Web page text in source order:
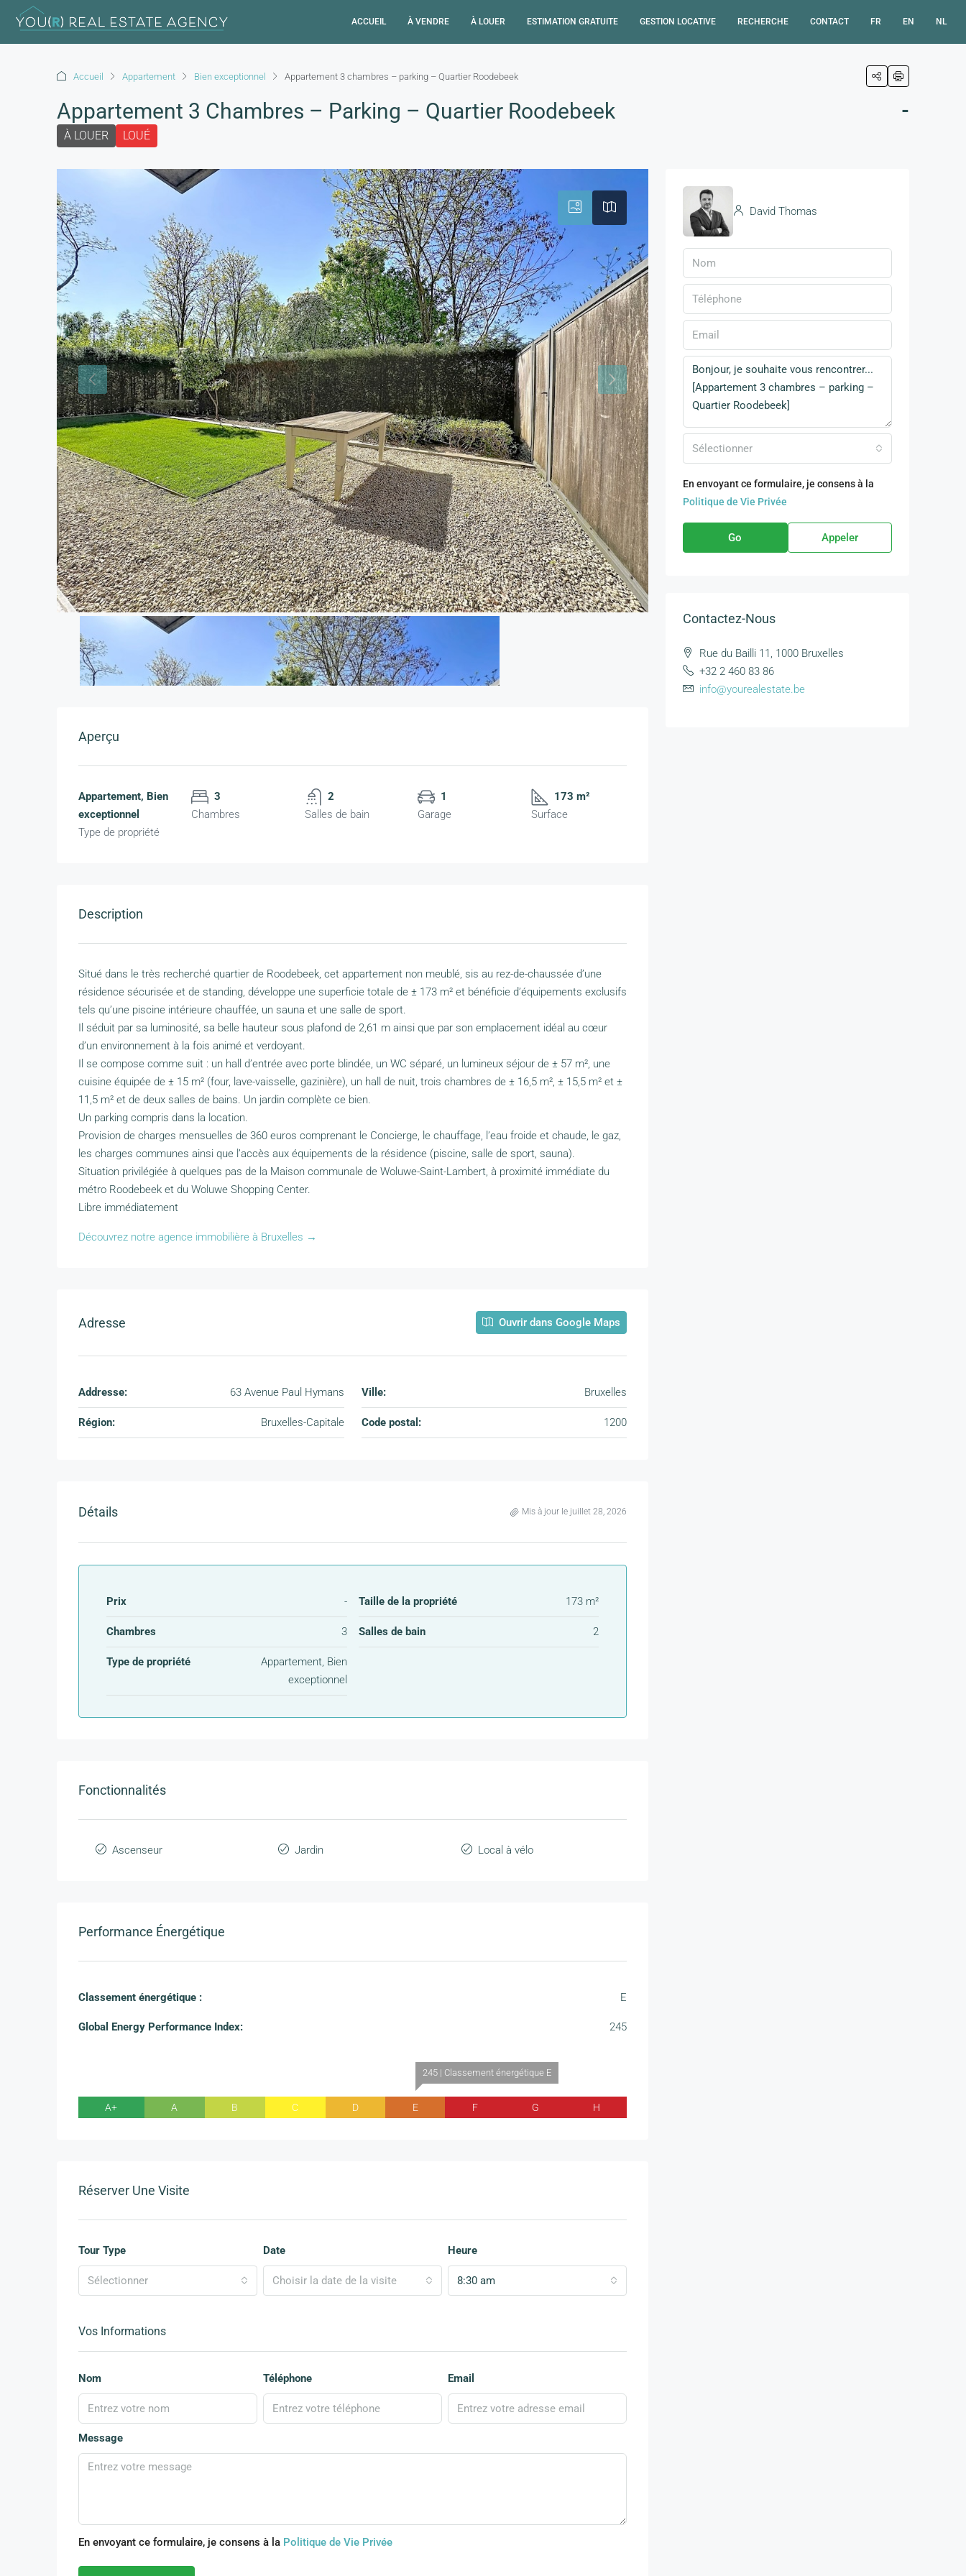
ACCUEIL À VENDRE À LOUER ESTIMATION GRATUITE GESTION LOCATIVE RECHERCHE CONTACT FR EN NL
Accueil Appartement Bien exceptionnel Appartement 3 chambres – parking – Quartier Roodebeek
Appartement 3 Chambres – Parking – Quartier Roodebeek
À LOUER LOUÉ
-
Aperçu
Appartement, Bien
exceptionnel
Type de propriété
3
Chambres
2
Salles de bain
1
Garage
173 m²
Surface
Description
Situé dans le très recherché quartier de Roodebeek, cet appartement non meublé, sis au rez-de-chaussée d’une
résidence sécurisée et de standing, développe une superficie totale de ± 173 m² et bénéficie d’équipements exclusifs
tels qu’une piscine intérieure chauffée, un sauna et une salle de sport.
Il séduit par sa luminosité, sa belle hauteur sous plafond de 2,61 m ainsi que par son emplacement idéal au cœur
d’un environnement à la fois animé et verdoyant.
Il se compose comme suit : un hall d’entrée avec porte blindée, un WC séparé, un lumineux séjour de ± 57 m², une
cuisine équipée de ± 15 m² (four, lave-vaisselle, gazinière), un hall de nuit, trois chambres de ± 16,5 m², ± 15,5 m² et ±
11,5 m² et de deux salles de bains. Un jardin complète ce bien.
Un parking compris dans la location.
Provision de charges mensuelles de 360 euros comprenant le Concierge, le chauffage, l’eau froide et chaude, le gaz,
les charges communes ainsi que l’accès aux équipements de la résidence (piscine, salle de sport, sauna).
Situation privilégiée à quelques pas de la Maison communale de Woluwe-Saint-Lambert, à proximité immédiate du
métro Roodebeek et du Woluwe Shopping Center.
Libre immédiatement
Découvrez notre agence immobilière à Bruxelles →
Adresse Ouvrir dans Google Maps
Addresse: 63 Avenue Paul Hymans Ville: Bruxelles
Région: Bruxelles-Capitale Code postal: 1200
Détails Mis à jour le juillet 28, 2026
Prix - Taille de la propriété 173 m²
Chambres 3 Salles de bain 2
Type de propriété
Appartement, Bien
exceptionnel
Fonctionnalités
Ascenseur Jardin Local à vélo
Performance Énergétique
Classement énergétique : E
Global Energy Performance Index: 245
A+ A B C D
245 | Classement énergétique E
E F G H
Réserver Une Visite
Tour Type
Sélectionner
Date
Choisir la date de la visite
Heure
8:30 am
Vos Informations
Nom Téléphone Email
Message
En envoyant ce formulaire, je consens à la Politique de Vie Privée
David Thomas
Sélectionner
En envoyant ce formulaire, je consens à la
Politique de Vie Privée
Go Appeler
Contactez-Nous
Rue du Bailli 11, 1000 Bruxelles
+32 2 460 83 86
info@yourealestate.be